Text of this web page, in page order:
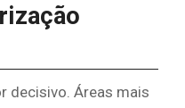
decisivo. Áreas mais